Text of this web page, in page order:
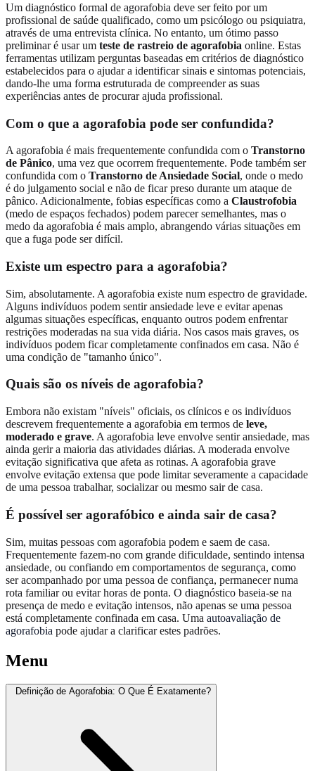
Um diagnóstico formal de agorafobia deve ser feito por um
profissional de saúde qualificado, como um psicólogo ou psiquiatra,
através de uma entrevista clínica. No entanto, um ótimo passo
preliminar é usar um teste de rastreio de agorafobia online. Estas
ferramentas utilizam perguntas baseadas em critérios de diagnóstico
estabelecidos para o ajudar a identificar sinais e sintomas potenciais,
dando-lhe uma forma estruturada de compreender as suas
experiências antes de procurar ajuda profissional.
Com o que a agorafobia pode ser confundida?
A agorafobia é mais frequentemente confundida com o Transtorno
de Pânico, uma vez que ocorrem frequentemente. Pode também ser
confundida com o Transtorno de Ansiedade Social, onde o medo
é do julgamento social e não de ficar preso durante um ataque de
pânico. Adicionalmente, fobias específicas como a Claustrofobia
(medo de espaços fechados) podem parecer semelhantes, mas o
medo da agorafobia é mais amplo, abrangendo várias situações em
que a fuga pode ser difícil.
Existe um espectro para a agorafobia?
Sim, absolutamente. A agorafobia existe num espectro de gravidade.
Alguns indivíduos podem sentir ansiedade leve e evitar apenas
algumas situações específicas, enquanto outros podem enfrentar
restrições moderadas na sua vida diária. Nos casos mais graves, os
indivíduos podem ficar completamente confinados em casa. Não é
uma condição de "tamanho único".
Quais são os níveis de agorafobia?
Embora não existam "níveis" oficiais, os clínicos e os indivíduos
descrevem frequentemente a agorafobia em termos de leve,
moderado e grave. A agorafobia leve envolve sentir ansiedade, mas
ainda gerir a maioria das atividades diárias. A moderada envolve
evitação significativa que afeta as rotinas. A agorafobia grave
envolve evitação extensa que pode limitar severamente a capacidade
de uma pessoa trabalhar, socializar ou mesmo sair de casa.
É possível ser agorafóbico e ainda sair de casa?
Sim, muitas pessoas com agorafobia podem e saem de casa.
Frequentemente fazem-no com grande dificuldade, sentindo intensa
ansiedade, ou confiando em comportamentos de segurança, como
ser acompanhado por uma pessoa de confiança, permanecer numa
rota familiar ou evitar horas de ponta. O diagnóstico baseia-se na
presença de medo e evitação intensos, não apenas se uma pessoa
está completamente confinada em casa. Uma autoavaliação de
agorafobia pode ajudar a clarificar estes padrões.
Menu
Definição de Agorafobia: O Que É Exatamente?